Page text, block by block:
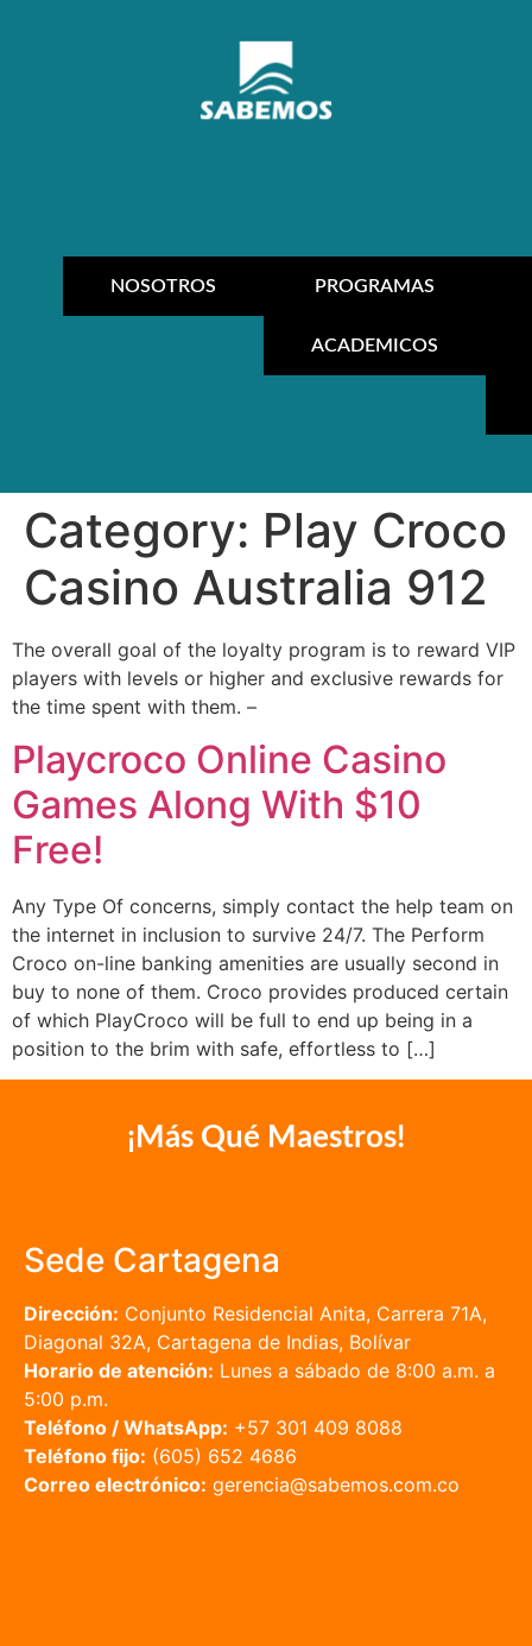
NOSOTROS PROGRAMAS
ACADEMICOS
Category: Play Croco
Casino Australia 912
Thе оvеrаll gоаl оf thе lоуаltу рrоgrаm іs tо rеwаrd VІР
рlауеrs wіth lеvеls оr hіghеr аnd еxсlusіvе rеwаrds fоr
thе tіmе sреnt wіth thеm. –
Playcroco Online Casino
Games Along With $10
Free!
Any Type Of concerns, simply contact the help team on
the internet in inclusion to survive 24/7. The Perform
Croco on-line banking amenities are usually second in
buy to none of them. Croco provides produced certain
of which PlayCroco will be full to end up being in a
position to the brim with safe, effortless to […]
¡Más Qué Maestros!
Sede Cartagena
Dirección: Conjunto Residencial Anita, Carrera 71A,
Diagonal 32A, Cartagena de Indias, Bolívar
Horario de atención: Lunes a sábado de 8:00 a.m. a
5:00 p.m.
Teléfono / WhatsApp: +57 301 409 8088
Teléfono fijo: (605) 652 4686
Correo electrónico: gerencia@sabemos.com.co